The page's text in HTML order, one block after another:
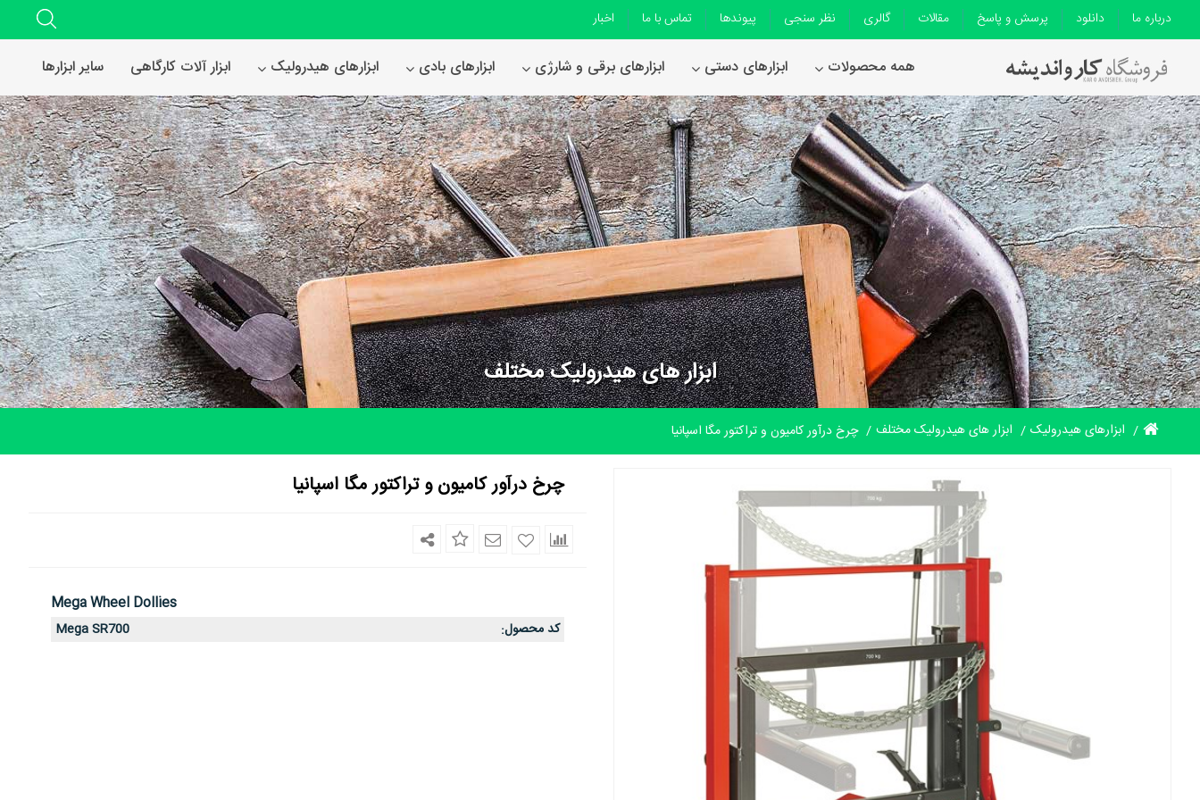
همه محصولات ابزارهای دستی ابزارهای برقی و شارژی ابزارهای بادی ابزارهای هیدرولیک ابزار آلات کارگاهی سایر ابزارها
درباره ما دانلود پرسش و پاسخ مقالات گالری نظر سنجی پیوندها تماس با ما اخبار
ابزار های هیدرولیک مختلف
ابزارهای هیدرولیک ابزار های هیدرولیک مختلف چرخ درآور کامیون و تراکتور مگا اسپانیا
چرخ درآور کامیون و تراکتور مگا اسپانیا
Mega Wheel Dollies
کد محصول:
Mega SR700